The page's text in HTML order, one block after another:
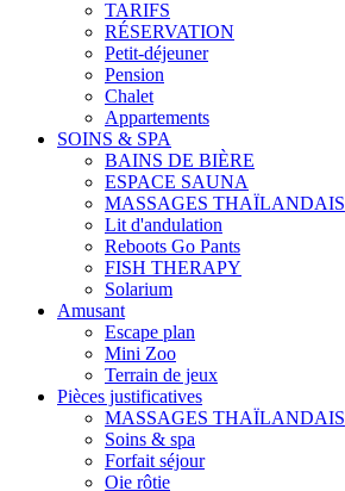
TARIFS
RÉSERVATION
Petit-déjeuner
Pension
Chalet
Appartements
SOINS & SPA
BAINS DE BIÈRE
ESPACE SAUNA
MASSAGES THAÏLANDAIS
Lit d'andulation
Reboots Go Pants
FISH THERAPY
Solarium
Amusant
Escape plan
Mini Zoo
Terrain de jeux
Pièces justificatives
MASSAGES THAÏLANDAIS
Soins & spa
Forfait séjour
Oie rôtie